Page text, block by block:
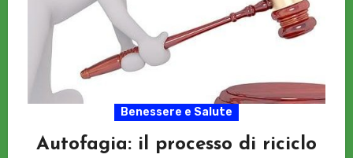
Benessere e Salute
Autofagia: il processo di riciclo